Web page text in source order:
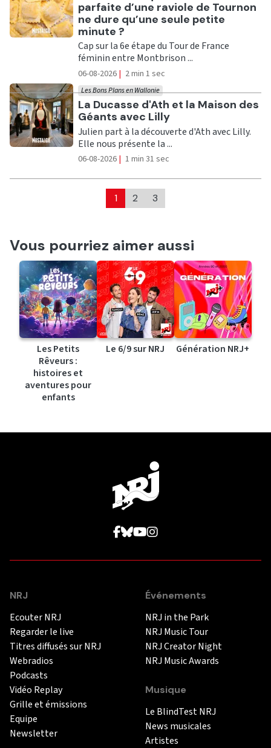
parfaite d’une raviole de Tournon
ne dure qu’une seule petite
minute ?
Cap sur la 6e étape du Tour de France
féminin entre Montbrison ...
06-08-2026 | 2 min 1 sec
Ecouter
La Ducasse d'Ath et la Maison des
Géants avec Lilly
Les Bons Plans en Wallonie
Julien part à la découverte d'Ath avec Lilly.
Elle nous présente la ...
06-08-2026 | 1 min 31 sec
1 2 3
Vous pourriez aimer aussi
Les Petits
Rêveurs :
histoires et
aventures pour
enfants
Le 6/9 sur NRJ Génération NRJ+
NRJ
Ecouter NRJ
Regarder le live
Titres diffusés sur NRJ
Webradios
Podcasts
Vidéo Replay
Grille et émissions
Equipe
Newsletter
Événements
NRJ in the Park
NRJ Music Tour
NRJ Creator Night
NRJ Music Awards
Musique
Le BlindTest NRJ
News musicales
Artistes